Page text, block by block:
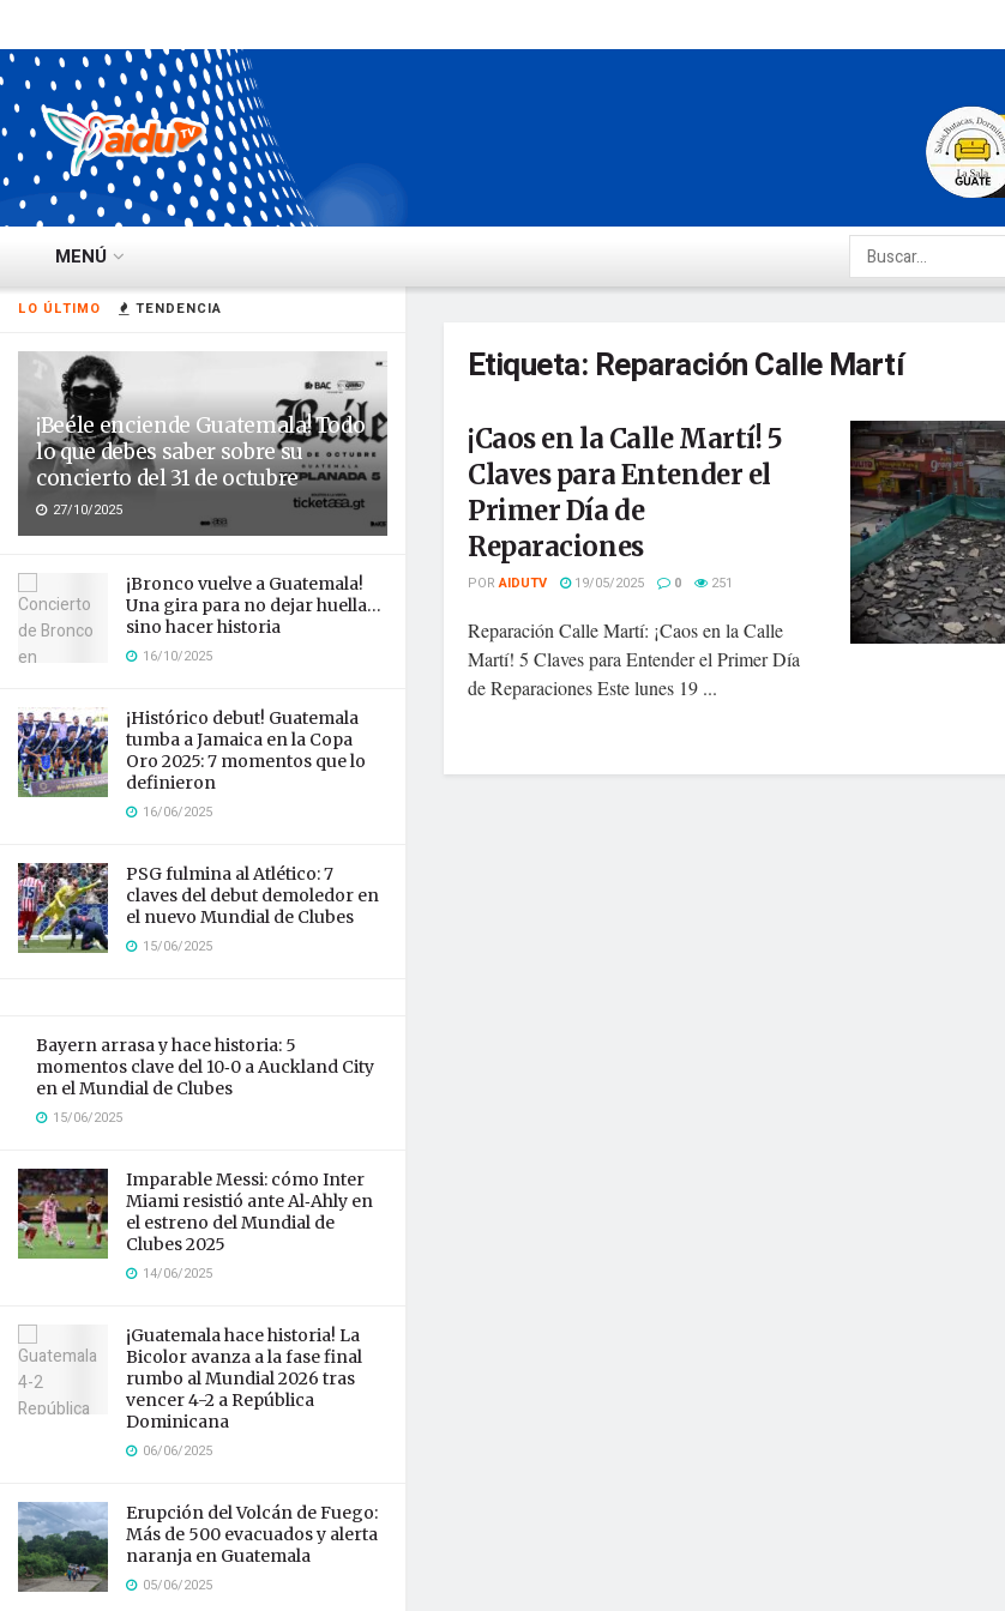
LO ÚLTIMO TENDENCIA
¡Beéle enciende Guatemala! Todo
lo que debes saber sobre su
concierto del 31 de octubre
27/10/2025
¡Bronco vuelve a Guatemala!
Una gira para no dejar huella…
sino hacer historia
16/10/2025
¡Histórico debut! Guatemala
tumba a Jamaica en la Copa
Oro 2025: 7 momentos que lo
definieron
16/06/2025
PSG fulmina al Atlético: 7
claves del debut demoledor en
el nuevo Mundial de Clubes
15/06/2025
Bayern arrasa y hace historia: 5
momentos clave del 10‑0 a Auckland City
en el Mundial de Clubes
15/06/2025
Imparable Messi: cómo Inter
Miami resistió ante Al‑Ahly en
el estreno del Mundial de
Clubes 2025
14/06/2025
¡Guatemala hace historia! La
Bicolor avanza a la fase final
rumbo al Mundial 2026 tras
vencer 4-2 a República
Dominicana
06/06/2025
Erupción del Volcán de Fuego:
Más de 500 evacuados y alerta
naranja en Guatemala
05/06/2025
MENÚ
Etiqueta: Reparación Calle Martí
¡Caos en la Calle Martí! 5
Claves para Entender el
Primer Día de
Reparaciones
POR AIDUTV 19/05/2025 0 251
Reparación Calle Martí: ¡Caos en la Calle
Martí! 5 Claves para Entender el Primer Día
de Reparaciones Este lunes 19 ...